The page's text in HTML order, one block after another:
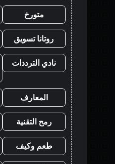
متورخ
روتانا تسويق
نادي الترددات
المعارف
رمح التقنية
طعم وكيف